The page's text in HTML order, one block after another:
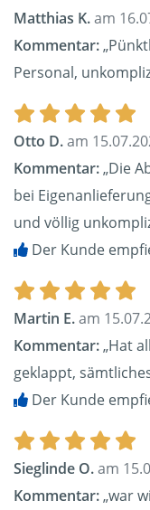
Matthias K.am
Kommentar:
Personal,
Otto D.am
Kommentar:„Die
bei
und völlig
Der Kunde
Martin E.am
Kommentar:„Hat
geklappt,
Der Kunde
Sieglinde O.am
Kommentar:„war